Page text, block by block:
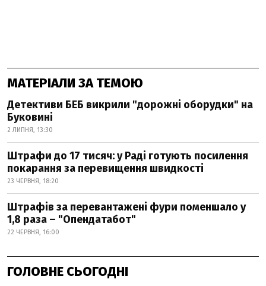
МАТЕРІАЛИ ЗА ТЕМОЮ
Детективи БЕБ викрили "дорожні оборудки" на
Буковині
2 ЛИПНЯ, 13:30
Штрафи до 17 тисяч: у Раді готують посилення
покарання за перевищення швидкості
23 ЧЕРВНЯ, 18:20
Штрафів за перевантажені фури поменшало у
1,8 раза – "Опендатабот"
22 ЧЕРВНЯ, 16:00
ГОЛОВНЕ СЬОГОДНІ